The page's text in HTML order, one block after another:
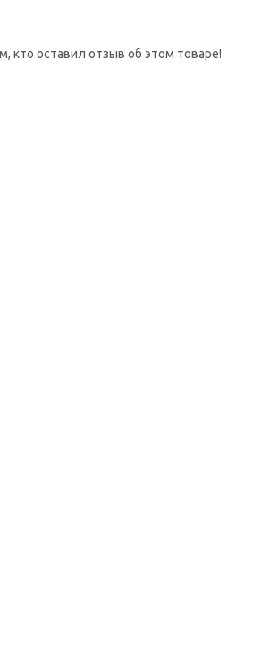
кто оставил отзыв об этом товаре!